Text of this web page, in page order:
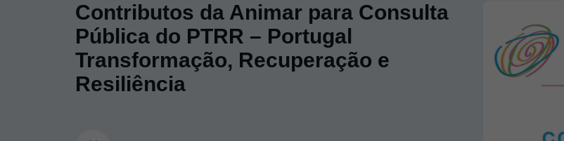
Contributos da Animar para Consulta
Pública do PTRR – Portugal
Transformação, Recuperação e
Resiliência